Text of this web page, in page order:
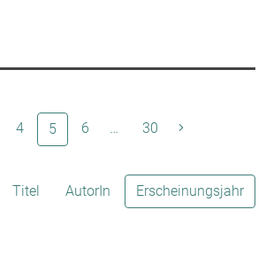
4 5 (aktuelle Seite)
6 … 30
Titel AutorIn Erscheinungsjahr